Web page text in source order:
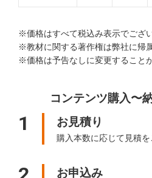
※価格はすべて税込み表示でござい
※教材に関する著作権は弊社に帰
※価格は予告なしに変更すること
コンテンツ購入〜
1 お見積り
購入本数に応じて見積を
お申込み